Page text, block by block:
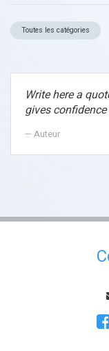
Toutes les catégories
Write here a
gives
Auteur